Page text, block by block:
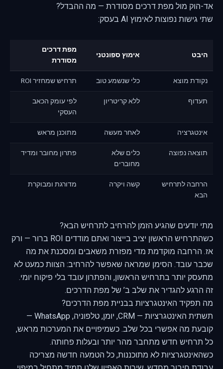
אד-הוק מול מפת דרכים מסודרת — מה ההבדל?
שתי גישות נפוצות לאימוץ AI בעסק:
היבט אימוץ ספונטני
מפת דרכים
מסודרת
נקודת מוצא כלי שנשמע טוב תרחיש שמחזיר ROI
תעדוף ללא קריטריון
לפי עומק הכאב
העסקי
אינטגרציה לאחר מעשה מתוכנן מראש
תוצאה נפוצה
כלים שלא
מחוברים
פתרון מחובר ומדיד
הרחבה לתרחיש
הבא
קשה ויקרה מדורגת ומבוקרת
מתי יודעים שהגיע הזמן להרחיב לתרחיש הבא?
כשהתרחיש הראשון יציב בייצור ואתם מודדים ROI ברור — ורק
אז. הרחבה מוקדמת מדי מפזרת משאבים ומסכנת את מה
שכבר עובד. הסימן שמראה שאפשר להרחיב: הצוות כמעט לא
מתעסק יותר בתרחיש הראשון, והפתרון עובד בלי פיקוח יומי.
זה הרגע להגדיר את שלב ב’ של מפת הדרכים.
מה תפקיד האינטגרציות בבניית מפת הדרכים?
תשתית האינטגרציות — CRM, יומן, טלפוניה, WhatsApp —
קובעת מה אפשרי בכל שלב. כשמיפויים את המערכות מראש,
כל תרחיש חדש מתחבר מהר יותר ובעלות פחותה.
כשהאינטגרציות לא מתוכננות, כל הטמעה חדשה מצריכה